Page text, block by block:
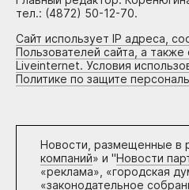
тел.: (4872) 50-12-70.
Сайт использует IP адреса,
Пользователей сайта, а также
Liveinternet. Условия
Политике по защите
Новости, размещенные в
компаний» и "Новости
«реклама», «городская
«законодательное